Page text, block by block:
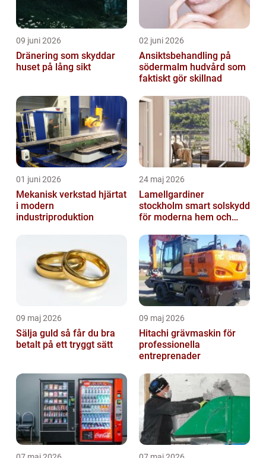
09 juni 2026
Dränering som skyddar
huset på lång sikt
02 juni 2026
Ansiktsbehandling på
södermalm hudvård som
faktiskt gör skillnad
01 juni 2026
Mekanisk verkstad hjärtat
i modern
industriproduktion
24 maj 2026
Lamellgardiner
stockholm smart solskydd
för moderna hem och
09 maj 2026
Sälja guld så får du bra
betalt på ett tryggt sätt
09 maj 2026
Hitachi grävmaskin för
professionella
entreprenader